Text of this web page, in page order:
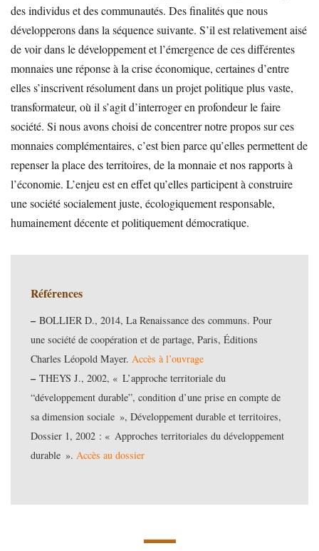
des individus et des communautés. Des finalités que nous
développerons dans la séquence suivante. S’il est relativement aisé
de voir dans le développement et l’émergence de ces différentes
monnaies une réponse à la crise économique, certaines d’entre
elles s’inscrivent résolument dans un projet politique plus vaste,
transformateur, où il s’agit d’interroger en profondeur le faire
société. Si nous avons choisi de concentrer notre propos sur ces
monnaies complémentaires, c’est bien parce qu’elles permettent de
repenser la place des territoires, de la monnaie et nos rapports à
l’économie. L’enjeu est en effet qu’elles participent à construire
une société socialement juste, écologiquement responsable,
humainement décente et politiquement démocratique.
Références
– BOLLIER D., 2014, La Renaissance des communs. Pour
une société de coopération et de partage, Paris, Éditions
Charles Léopold Mayer. Accès à l’ouvrage
– THEYS J., 2002, « L’approche territoriale du
“développement durable”, condition d’une prise en compte de
sa dimension sociale », Développement durable et territoires,
Dossier 1, 2002 : « Approches territoriales du développement
durable ». Accès au dossier